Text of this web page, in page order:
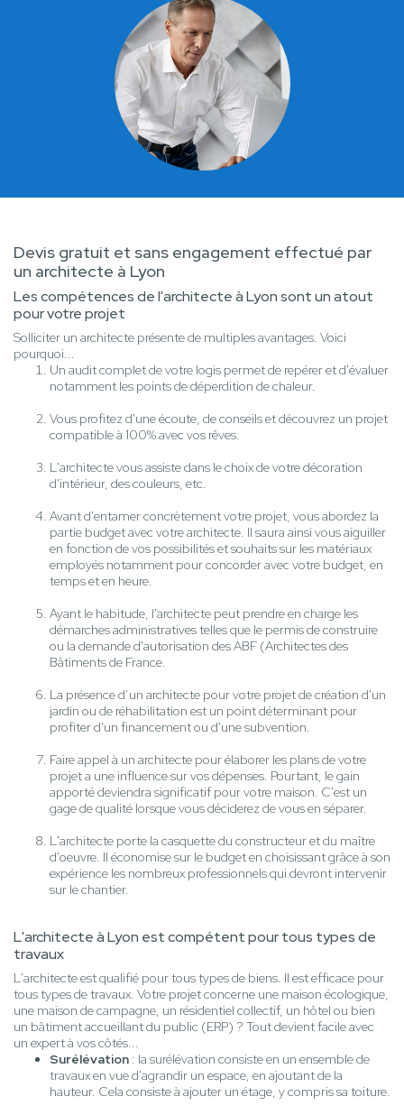
Devis gratuit et sans engagement effectué par
un architecte à Lyon
Les compétences de l'architecte à Lyon sont un atout
pour votre projet
Solliciter un architecte présente de multiples avantages. Voici
pourquoi...
Un audit complet de votre logis permet de repérer et d'évaluer
notamment les points de déperdition de chaleur.
Vous profitez d'une écoute, de conseils et découvrez un projet
compatible à 100% avec vos rêves.
L'architecte vous assiste dans le choix de votre décoration
d'intérieur, des couleurs, etc.
Avant d'entamer concrètement votre projet, vous abordez la
partie budget avec votre architecte. Il saura ainsi vous aiguiller
en fonction de vos possibilités et souhaits sur les matériaux
employés notamment pour concorder avec votre budget, en
temps et en heure.
Ayant le habitude, l'architecte peut prendre en charge les
démarches administratives telles que le permis de construire
ou la demande d'autorisation des ABF (Architectes des
Bâtiments de France.
La présence d’un architecte pour votre projet de création d'un
jardin ou de réhabilitation est un point déterminant pour
profiter d'un financement ou d'une subvention.
Faire appel à un architecte pour élaborer les plans de votre
projet a une influence sur vos dépenses. Pourtant, le gain
apporté deviendra significatif pour votre maison. C'est un
gage de qualité lorsque vous déciderez de vous en séparer.
L'architecte porte la casquette du constructeur et du maître
d'oeuvre. Il économise sur le budget en choisissant grâce à son
expérience les nombreux professionnels qui devront intervenir
sur le chantier.
L'architecte à Lyon est compétent pour tous types de
travaux
L'architecte est qualifié pour tous types de biens. Il est efficace pour
tous types de travaux. Votre projet concerne une maison écologique,
une maison de campagne, un résidentiel collectif, un hôtel ou bien
un bâtiment accueillant du public (ERP) ? Tout devient facile avec
un expert à vos côtés...
Surélévation : la surélévation consiste en un ensemble de
travaux en vue d'agrandir un espace, en ajoutant de la
hauteur. Cela consiste à ajouter un étage, y compris sa toiture.